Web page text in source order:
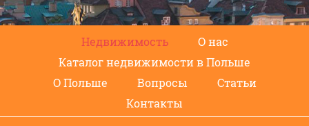
Недвижимость
О нас
Каталог недвижимости в Польше
О Польше
Вопросы
Статьи
Контакты